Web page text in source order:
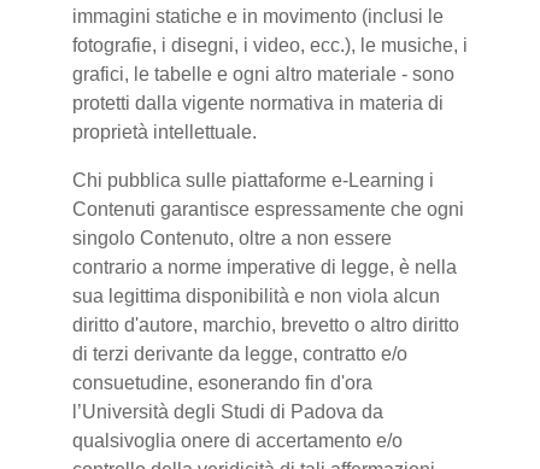
immagini statiche e in movimento (inclusi le
fotografie, i disegni, i video, ecc.), le musiche, i
grafici, le tabelle e ogni altro materiale - sono
protetti dalla vigente normativa in materia di
proprietà intellettuale.
Chi pubblica sulle piattaforme e-Learning i
Contenuti garantisce espressamente che ogni
singolo Contenuto, oltre a non essere
contrario a norme imperative di legge, è nella
sua legittima disponibilità e non viola alcun
diritto d'autore, marchio, brevetto o altro diritto
di terzi derivante da legge, contratto e/o
consuetudine, esonerando fin d'ora
l’Università degli Studi di Padova da
qualsivoglia onere di accertamento e/o